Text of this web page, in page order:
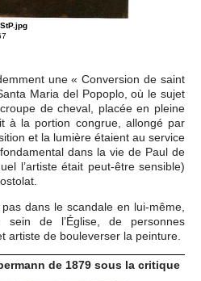
une « Conversion de saint
Maria del Popoplo, où le sujet
de cheval, placée en pleine
à la portion congrue, allongé par
et la lumière étaient au service
dans la vie de Paul de
l’artiste était peut-être sensible)
dans le scandale en lui-même,
sein de l’Église, de personnes
artiste de bouleverser la peinture.
de 1879 sous la critique